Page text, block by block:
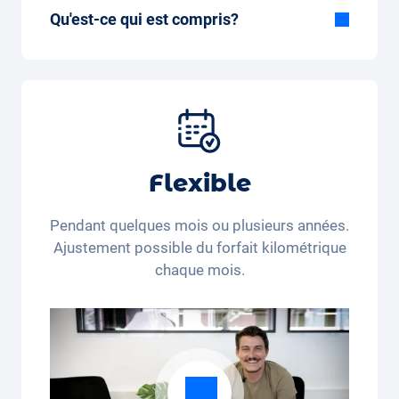
Qu'est-ce qui est compris?
pneus et autres extras.
Flexible
Pendant quelques mois ou plusieurs années.
Ajustement possible du forfait kilométrique
chaque mois.